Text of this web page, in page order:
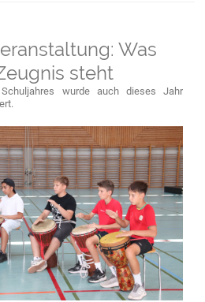
Was
steht
wurde auch dieses Jahr